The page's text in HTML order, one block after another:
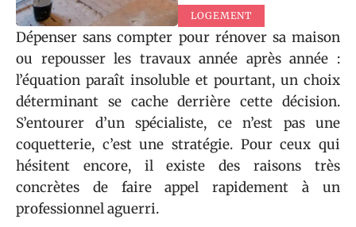
LOGEMENT
Dépenser sans compter pour rénover sa maison
ou repousser les travaux année après année :
l’équation paraît insoluble et pourtant, un choix
déterminant se cache derrière cette décision.
S’entourer d’un spécialiste, ce n’est pas une
coquetterie, c’est une stratégie. Pour ceux qui
hésitent encore, il existe des raisons très
concrètes de faire appel rapidement à un
professionnel aguerri.